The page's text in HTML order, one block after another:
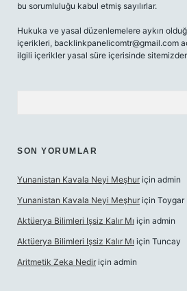
bu sorumluluğu kabul etmiş sayılırlar.
Hukuka ve yasal düzenlemelere aykırı
içerikleri, backlinkpanelicomtr@gmail.com
ilgili içerikler yasal süre içerisinde sitemizden
SON YORUMLAR
Yunanistan Kavala Neyi Meşhur için admin
Yunanistan Kavala Neyi Meşhur için Toygar
Aktüerya Bilimleri Işsiz Kalır Mı için admin
Aktüerya Bilimleri Işsiz Kalır Mı için Tuncay
Aritmetik Zeka Nedir için admin